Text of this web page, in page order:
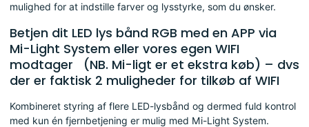
mulighed for at indstille farver og lysstyrke, som du ønsker.
Betjen dit LED lys bånd RGB med en APP via
Mi-Light System eller vores egen WIFI
modtager (NB. Mi-ligt er et ekstra køb) – dvs
der er faktisk 2 muligheder for tilkøb af WIFI
Kombineret styring af flere LED-lysbånd og dermed fuld kontrol
med kun én fjernbetjening er mulig med Mi-Light System.